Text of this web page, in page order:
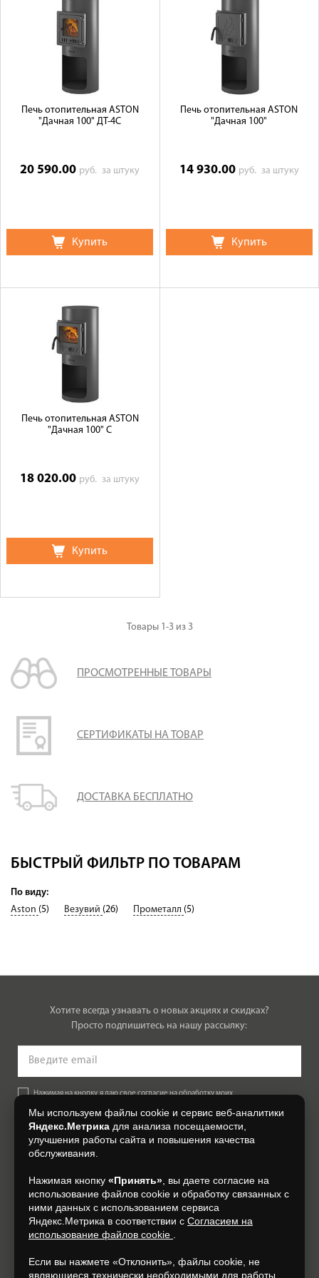
Сотрудничество
Галерея объектов
Печь отопительная ASTON
"Дачная 100" ДТ-4С
20 590.00 руб.за штуку
Купить
Печь отопительная ASTON
"Дачная 100"
14 930.00 руб. за штуку
Купить
Печь отопительная ASTON
"Дачная 100" С
18 020.00 руб.за штуку
Купить
Товары 1-3из 3
ПРОСМОТРЕННЫЕ ТОВАРЫ
СЕРТИФИКАТЫ НА ТОВАР
ДОСТАВКА БЕСПЛАТНО
БЫСТРЫЙ ФИЛЬТР ПО ТОВАРАМ
По виду:
Aston (5) Везувий (26) Прометалл (5)
Хотите всегда узнавать о новых акциях и скидках?
Просто подпишитесь на нашу рассылку:
Нажимая на кнопку, я даю свое согласие на обработку моих
Согласии на обработку персональных данных.
+7 (4832) 300-007
Мы используем файлы cookie и сервис веб-аналитики
Яндекс.Метрика для анализа посещаемости,
улучшения работы сайта и повышения качества
обслуживания.
Нажимая кнопку «Принять» , вы даете согласие на
использование файлов cookie и обработку связанных с
ними данных с использованием сервиса
Яндекс.Метрика в соответствии с Согласием на
использование файлов cookie
Если вы нажмете «Отклонить», файлы cookie, не
являющиеся технически необходимыми для работы